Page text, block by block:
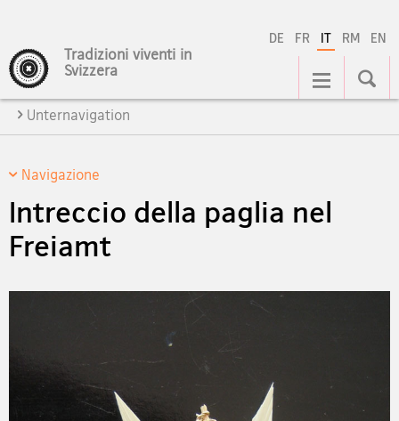
DE FR IT RM EN
Tradizioni viventi in
Svizzera
Navigation
Unternavigation
Navigazione
Intreccio della paglia nel
Freiamt